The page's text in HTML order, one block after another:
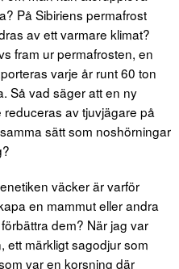
På Sibiriens permafrost
av ett varmare klimat?
fram ur permafrosten, en
varje år runt 60 ton
Så vad säger att en ny
av tjuvjägare på
sätt som noshörningar
väcker är varför
en mammut eller andra
dem? När jag var
ett märkligt sagodjur som
var en korsning där